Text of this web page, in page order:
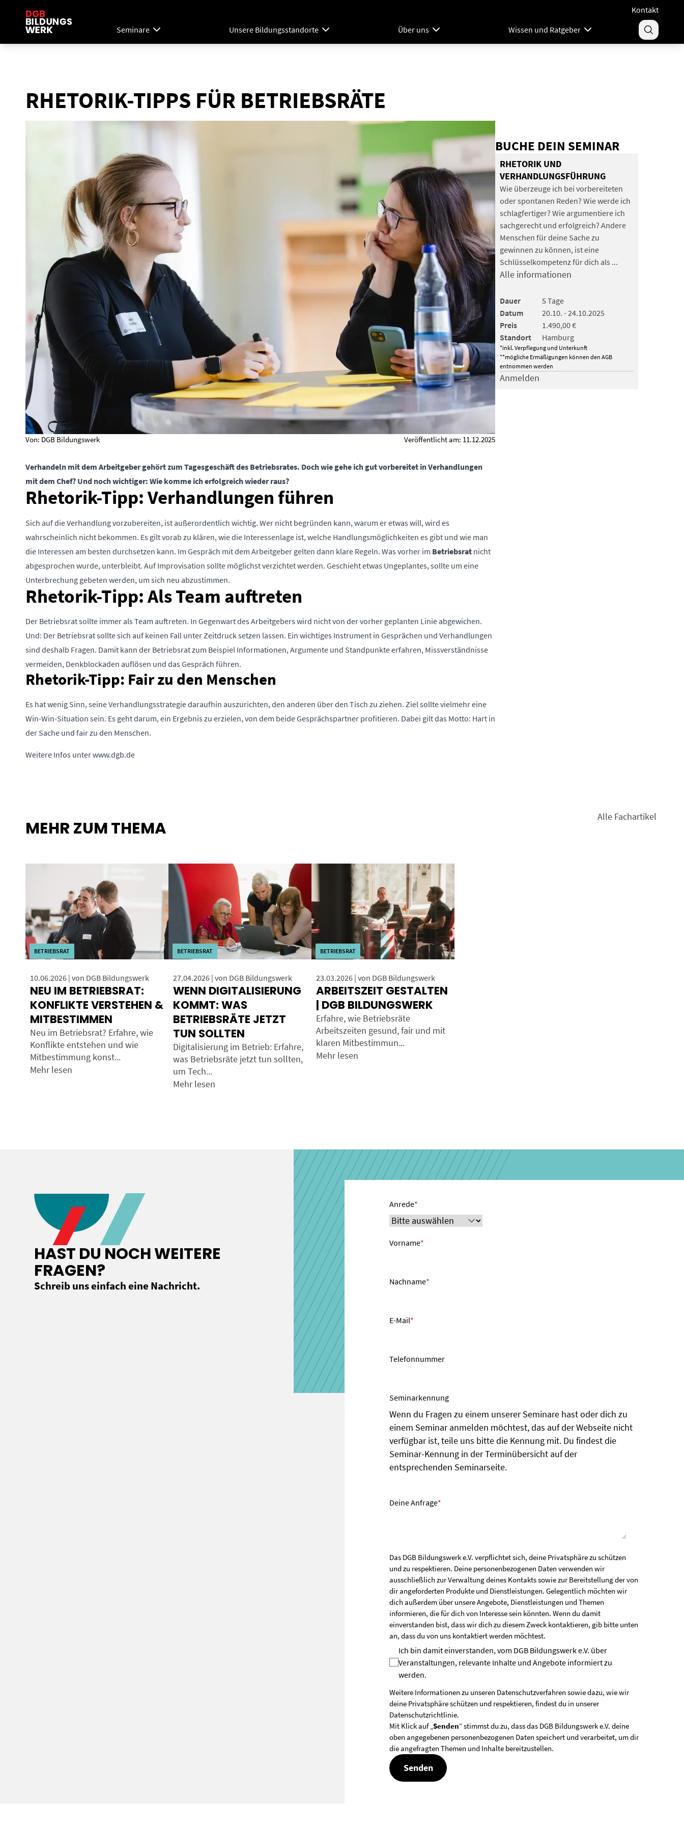
Kontakt
Seminare
Unsere Bildungsstandorte Über uns Wissen und Ratgeber
RHETORIK-TIPPS FÜR BETRIEBSRÄTE
Von: DGB Bildungswerk Veröffentlicht am: 11.12.2025
Verhandeln mit dem Arbeitgeber gehört zum Tagesgeschäft des Betriebsrates. Doch wie gehe ich gut vorbereitet in Verhandlungen
mit dem Chef? Und noch wichtiger: Wie komme ich erfolgreich wieder raus?
Rhetorik-Tipp: Verhandlungen führen
Sich auf die Verhandlung vorzubereiten, ist außerordentlich wichtig. Wer nicht begründen kann, warum er etwas will, wird es
wahrscheinlich nicht bekommen. Es gilt vorab zu klären, wie die Interessenlage ist, welche Handlungsmöglichkeiten es gibt und wie man
die Interessen am besten durchsetzen kann. Im Gespräch mit dem Arbeitgeber gelten dann klare Regeln. Was vorher im Betriebsrat nicht
abgesprochen wurde, unterbleibt. Auf Improvisation sollte möglichst verzichtet werden. Geschieht etwas Ungeplantes, sollte um eine
Unterbrechung gebeten werden, um sich neu abzustimmen.
Rhetorik-Tipp: Als Team auftreten
Der Betriebsrat sollte immer als Team auftreten. In Gegenwart des Arbeitgebers wird nicht von der vorher geplanten Linie abgewichen.
Und: Der Betriebsrat sollte sich auf keinen Fall unter Zeitdruck setzen lassen. Ein wichtiges Instrument in Gesprächen und Verhandlungen
sind deshalb Fragen. Damit kann der Betriebsrat zum Beispiel Informationen, Argumente und Standpunkte erfahren, Missverständnisse
vermeiden, Denkblockaden auflösen und das Gespräch führen.
Rhetorik-Tipp: Fair zu den Menschen
Es hat wenig Sinn, seine Verhandlungsstrategie daraufhin auszurichten, den anderen über den Tisch zu ziehen. Ziel sollte vielmehr eine
Win-Win-Situation sein. Es geht darum, ein Ergebnis zu erzielen, von dem beide Gesprächspartner profitieren. Dabei gilt das Motto: Hart in
der Sache und fair zu den Menschen.
Weitere Infos unterwww.dgb.de
BUCHE DEIN SEMINAR
RHETORIK UND
VERHANDLUNGSFÜHRUNG
Wie überzeuge ich bei vorbereiteten
oder spontanen Reden? Wie werde ich
schlagfertiger? Wie argumentiere ich
sachgerecht und erfolgreich? Andere
Menschen für deine Sache zu
gewinnen zu können, ist eine
Schlüsselkompetenz für dich als ...
Alle informationen
Dauer
5 Tage
Datum
20.10. - 24.10.2025
Preis
1.490,00 €
Standort
Hamburg
*inkl. Verpflegung und Unterkunft
**mögliche Ermäßigungen können den AGB
entnommen werden
Anmelden
MEHR ZUM THEMA
Alle Fachartikel
BETRIEBSRAT
10.06.2026 | von DGB Bildungswerk
NEU IM BETRIEBSRAT:
KONFLIKTE VERSTEHEN &
MITBESTIMMEN
Neu im Betriebsrat? Erfahre, wie
Konflikte entstehen und wie
Mitbestimmung konst...
Mehr lesen
BETRIEBSRAT
27.04.2026 | von DGB Bildungswerk
WENN DIGITALISIERUNG
KOMMT: WAS
BETRIEBSRÄTE JETZT
TUN SOLLTEN
Digitalisierung im Betrieb: Erfahre,
was Betriebsräte jetzt tun sollten,
um Tech...
Mehr lesen
BETRIEBSRAT
23.03.2026 | von DGB Bildungswerk
ARBEITSZEIT GESTALTEN
| DGB BILDUNGSWERK
Erfahre, wie Betriebsräte
Arbeitszeiten gesund, fair und mit
klaren Mitbestimmun...
Mehr lesen
HAST DU NOCH WEITERE
FRAGEN?
Schreib uns einfach eine Nachricht.
Anrede*
Vorname*
Nachname*
E-Mail*
Telefonnummer
Seminarkennung
Wenn du Fragen zu einem unserer Seminare hast oder dich zu
einem Seminar anmelden möchtest, das auf der Webseite nicht
verfügbar ist, teile uns bitte die Kennung mit. Du findest die
Seminar-Kennung in der Terminübersicht auf der
entsprechenden Seminarseite.
Deine Anfrage*
Das DGB Bildungswerk e.V. verpflichtet sich, deine Privatsphäre zu schützen
und zu respektieren. Deine personenbezogenen Daten verwenden wir
ausschließlich zur Verwaltung deines Kontakts sowie zur Bereitstellung der von
dir angeforderten Produkte und Dienstleistungen. Gelegentlich möchten wir
dich außerdem über unsere Angebote, Dienstleistungen und Themen
informieren, die für dich von Interesse sein könnten. Wenn du damit
einverstanden bist, dass wir dich zu diesem Zweck kontaktieren, gib bitte unten
an, dass du von uns kontaktiert werden möchtest.
Ich bin damit einverstanden, vom DGB Bildungswerk e.V. über
Veranstaltungen, relevante Inhalte und Angebote informiert zu
werden.
Weitere Informationen zu unseren Datenschutzverfahren sowie dazu, wie wir
deine Privatsphäre schützen und respektieren, findest du in unserer
Datenschutzrichtlinie.
Mit Klick auf „Senden“ stimmst du zu, dass das DGB Bildungswerk e.V. deine
oben angegebenen personenbezogenen Daten speichert und verarbeitet, um dir
die angefragten Themen und Inhalte bereitzustellen.